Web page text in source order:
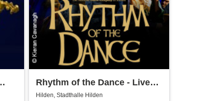
Rhythm of the Dance - Live
2027
Hilden, Stadthalle Hilden